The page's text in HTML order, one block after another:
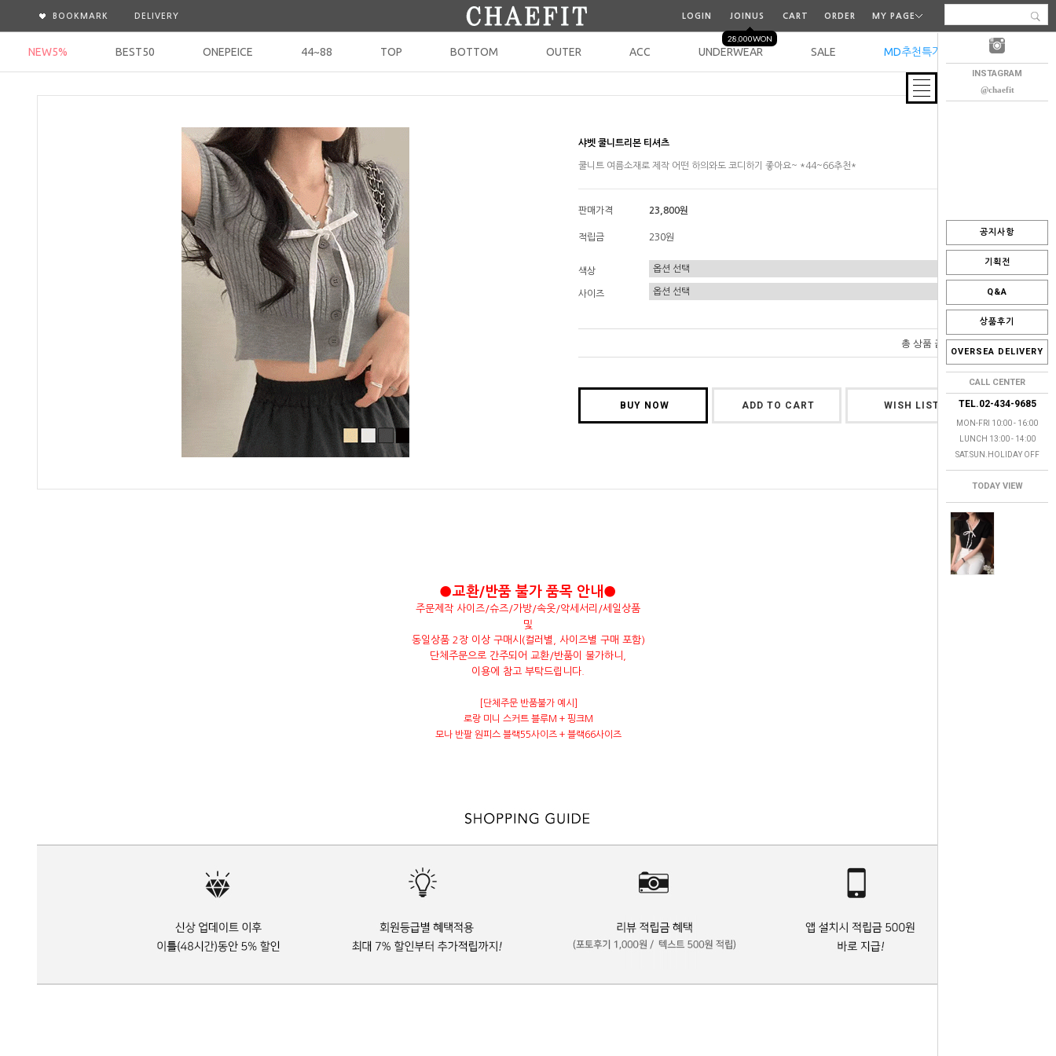
INSTAGRAM
@chaefit
공지사항
기획전
Q&A
상품후기
OVERSEA DELIVERY
CALL CENTER
TEL.02-434-9685
MON-FRI 10:00 - 16:00
LUNCH 13:00 - 14:00
SAT.SUN.HOLIDAY OFF
TODAY VIEW
BOOKMARK DELIVERY LOGIN JOINUS
28,000WON
CART ORDER MY PAGE
NEW5% BEST50 ONEPEICE 44~88 TOP BOTTOM OUTER ACC UNDERWEAR SALE MD추천특가 오늘출발
샤벳 쿨니트리본 티셔츠
쿨니트 여름소재로 제작 어떤 하의와도 코디하기 좋아요~ *44~66추천*
판매가격 23,800원
적립금 230원
색상
사이즈
총 상품 금액 0 원
BUY NOW ADD TO CART WISH LIST
●교환/반품 불가 품목 안내●
주문제작 사이즈/슈즈/가방/속옷/악세서리/세일상품
및
동일상품 2장 이상 구매시(컬러별, 사이즈별 구매 포함)
단체주문으로 간주되어 교환/반품이 불가하니,
이용에 참고 부탁드립니다.
[단체주문 반품불가 예시]
로랑 미니 스커트 블루M + 핑크M
모나 반팔 원피스 블랙55사이즈 + 블랙66사이즈